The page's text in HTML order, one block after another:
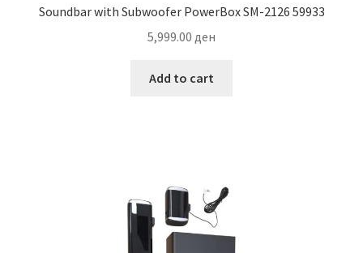
Soundbar with Subwoofer PowerBox SM-2126 59933
5,999.00 ден
Add to cart